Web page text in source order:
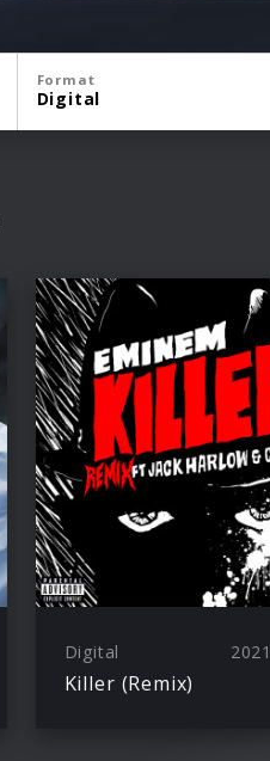
Format
Digital
Digital 2021
Killer (Remix)